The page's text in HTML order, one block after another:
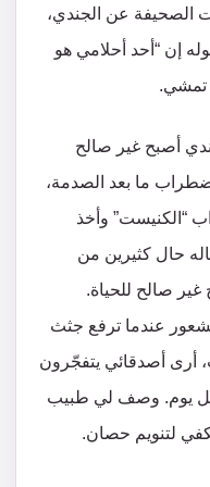
الصحيفة عن الجندي،
إن “أحد أحلامي هو
تمشي.
أصبح غير صالح
ما بعد الصدمة،
“الكنيست” وأخذ
حال كثيرين من
غير صالح للحياة.
عندما ترفع جثث
أرى أصدقائي يتفجّرون
كل يوم. وصف لي طبيب
تكفي لتنويم حصان.